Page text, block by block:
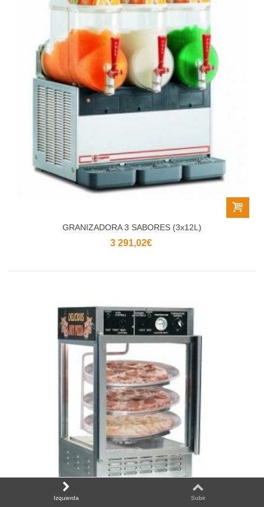
GRANIZADORA 3 SABORES (3x12L)
3 291,02€
Izquierda Subir